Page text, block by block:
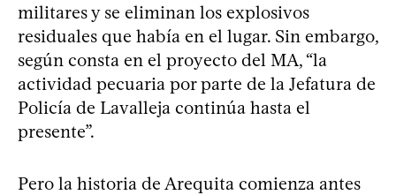
militares y se eliminan los explosivos
residuales que había en el lugar. Sin embargo,
según consta en el proyecto del MA, “la
actividad pecuaria por parte de la Jefatura de
Policía de Lavalleja continúa hasta el
presente”.
Pero la historia de Arequita comienza antes